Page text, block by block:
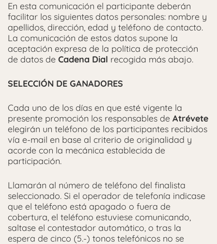
En esta comunicación el participante deberán
facilitar los siguientes datos personales: nombre y
apellidos, dirección, edad y teléfono de contacto.
La comunicación de estos datos supone la
aceptación expresa de la política de protección
de datos de Cadena Dial recogida más abajo.
SELECCIÓN DE GANADORES
Cada uno de los días en que esté vigente la
presente promoción los responsables de Atrévete
elegirán un teléfono de los participantes recibidos
vía e-mail en base al criterio de originalidad y
acorde con la mecánica establecida de
participación.
Llamarán al número de teléfono del finalista
seleccionado. Si el operador de telefonía indicase
que el teléfono está apagado o fuera de
cobertura, el teléfono estuviese comunicando,
saltase el contestador automático, o tras la
espera de cinco (5.-) tonos telefónicos no se